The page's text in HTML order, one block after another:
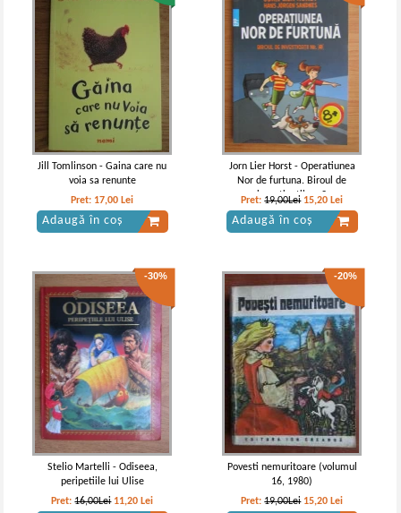
Ioan Slavici - Pacala in satul lui si
alte povesti hazlii (1942)
Ioan Slavici - Pacala in satul lui
Ioan Slavici - Pacala in satul lui Ioan Slavici - Pacala in satul lui
Jill Tomlinson - Gaina care nu
voia sa renunte
Pret: 17,00 Lei
Adaugă în coș
Jorn Lier Horst - Operatiunea
Nor de furtuna. Biroul de
investigatii nr. 2
Pret:19,00Lei 15,20 Lei
Adaugă în coș
-30%
Stelio Martelli - Odiseea,
peripetiile lui Ulise
Pret:16,00Lei 11,20 Lei
-20%
Povesti nemuritoare (volumul
16, 1980)
Pret:19,00Lei 15,20 Lei